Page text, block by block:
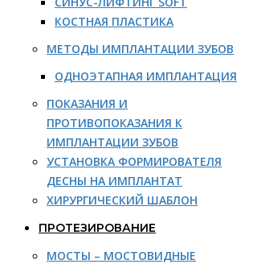
КОСТНАЯ ПЛАСТИКА
МЕТОДЫ ИМПЛАНТАЦИИ ЗУБОВ
ОДНОЭТАПНАЯ ИМПЛАНТАЦИЯ
ПОКАЗАНИЯ И
ПРОТИВОПОКАЗАНИЯ К
ИМПЛАНТАЦИИ ЗУБОВ
УСТАНОВКА ФОРМИРОВАТЕЛЯ
ДЕСНЫ НА ИМПЛАНТАТ
ХИРУРГИЧЕСКИЙ ШАБЛОН
ПРОТЕЗИРОВАНИЕ
МОСТЫ – МОСТОВИДНЫЕ